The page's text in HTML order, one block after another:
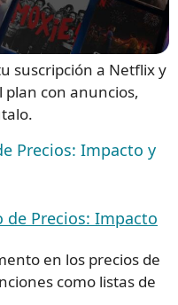
suscripción a Netflix y
con anuncios,
Precios: Impacto y
en los precios de
como listas de